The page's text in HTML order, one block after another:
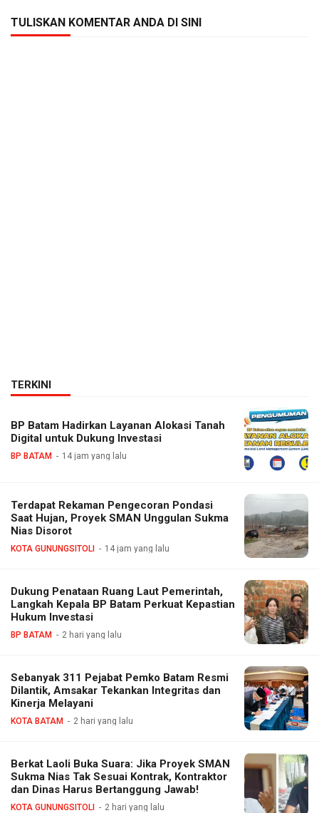
TULISKAN KOMENTAR ANDA DI SINI
TERKINI
BP Batam Hadirkan Layanan Alokasi Tanah
Digital untuk Dukung Investasi
BP BATAM 14 jam yang lalu
Terdapat Rekaman Pengecoran Pondasi
Saat Hujan, Proyek SMAN Unggulan Sukma
Nias Disorot
KOTA GUNUNGSITOLI 14 jam yang lalu
Dukung Penataan Ruang Laut Pemerintah,
Langkah Kepala BP Batam Perkuat Kepastian
Hukum Investasi
BP BATAM 2 hari yang lalu
Sebanyak 311 Pejabat Pemko Batam Resmi
Dilantik, Amsakar Tekankan Integritas dan
Kinerja Melayani
KOTA BATAM 2 hari yang lalu
Berkat Laoli Buka Suara: Jika Proyek SMAN
Sukma Nias Tak Sesuai Kontrak, Kontraktor
dan Dinas Harus Bertanggung Jawab!
KOTA GUNUNGSITOLI 2 hari yang lalu